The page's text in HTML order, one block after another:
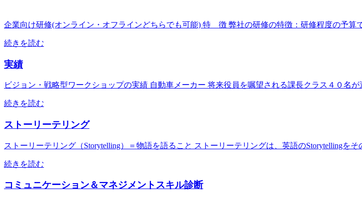
企業向け研修(オンライン・オフラインどちらでも可能) 特 徴 弊社の研修の特徴：研修程度の予
続きを読む
実績
ビジョン・戦略型ワークショップの実績 自動車メーカー 将来役員を嘱望される課長クラス４０名
続きを読む
ストーリーテリング
ストーリーテリング（Storytelling）＝物語を語ること ストーリーテリングは、英語のStorytellingを
続きを読む
コミュニケーション＆マネジメントスキル診断